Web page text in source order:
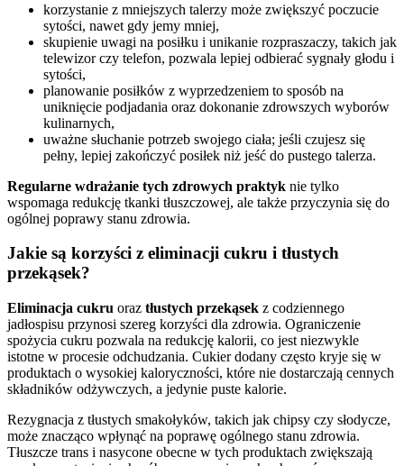
korzystanie z mniejszych talerzy może zwiększyć poczucie
sytości, nawet gdy jemy mniej,
skupienie uwagi na posiłku i unikanie rozpraszaczy, takich jak
telewizor czy telefon, pozwala lepiej odbierać sygnały głodu i
sytości,
planowanie posiłków z wyprzedzeniem to sposób na
uniknięcie podjadania oraz dokonanie zdrowszych wyborów
kulinarnych,
uważne słuchanie potrzeb swojego ciała; jeśli czujesz się
pełny, lepiej zakończyć posiłek niż jeść do pustego talerza.
Regularne wdrażanie tych zdrowych praktyk nie tylko
wspomaga redukcję tkanki tłuszczowej, ale także przyczynia się do
ogólnej poprawy stanu zdrowia.
Jakie są korzyści z eliminacji cukru i tłustych
przekąsek?
Eliminacja cukru oraz tłustych przekąsek z codziennego
jadłospisu przynosi szereg korzyści dla zdrowia. Ograniczenie
spożycia cukru pozwala na redukcję kalorii, co jest niezwykle
istotne w procesie odchudzania. Cukier dodany często kryje się w
produktach o wysokiej kaloryczności, które nie dostarczają cennych
składników odżywczych, a jedynie puste kalorie.
Rezygnacja z tłustych smakołyków, takich jak chipsy czy słodycze,
może znacząco wpłynąć na poprawę ogólnego stanu zdrowia.
Tłuszcze trans i nasycone obecne w tych produktach zwiększają